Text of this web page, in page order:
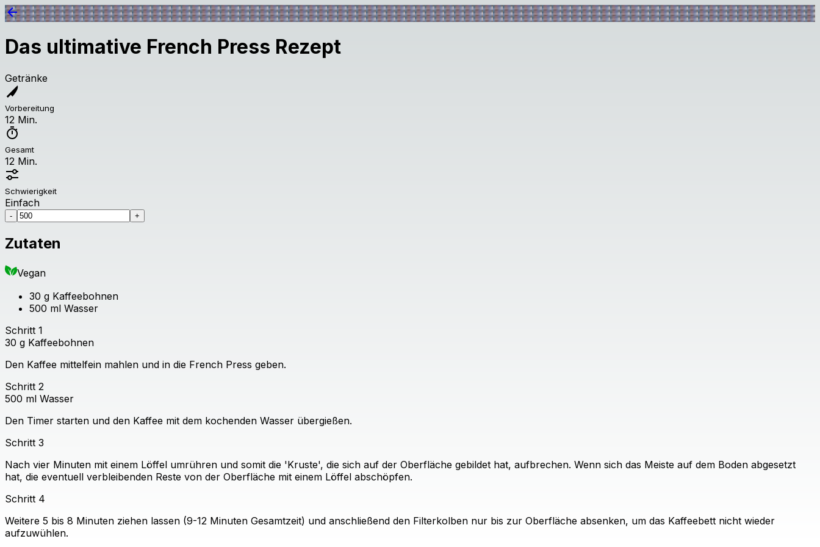
Das ultimative French Press Rezept
Getränke
Vorbereitung
12 Min.
Gesamt
12 Min.
Schwierigkeit
Einfach
- +
Zutaten
Vegan
30 g Kaffeebohnen
500 ml Wasser
Schritt 1
30 g Kaffeebohnen
Den Kaffee mittelfein mahlen und in die French Press geben.
Schritt 2
500 ml Wasser
Den Timer starten und den Kaffee mit dem kochenden Wasser übergießen.
Schritt 3
Nach vier Minuten mit einem Löffel umrühren und somit die 'Kruste', die sich auf der Oberfläche gebildet hat, aufbrechen. Wenn sich das Meiste auf dem Boden abgesetzt
hat, die eventuell verbleibenden Reste von der Oberfläche mit einem Löffel abschöpfen.
Schritt 4
Weitere 5 bis 8 Minuten ziehen lassen (9-12 Minuten Gesamtzeit) und anschließend den Filterkolben nur bis zur Oberfläche absenken, um das Kaffeebett nicht wieder
aufzuwühlen.